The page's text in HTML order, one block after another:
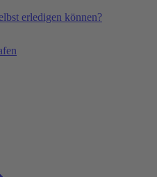
erledigen können?